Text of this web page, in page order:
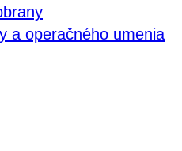
a operačného umenia